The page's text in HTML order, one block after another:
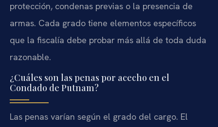
protección, condenas previas o la presencia de
armas. Cada grado tiene elementos específicos
que la fiscalía debe probar más allá de toda duda
razonable.
¿Cuáles son las penas por acecho en el
Condado de Putnam?
Las penas varían según el grado del cargo. El